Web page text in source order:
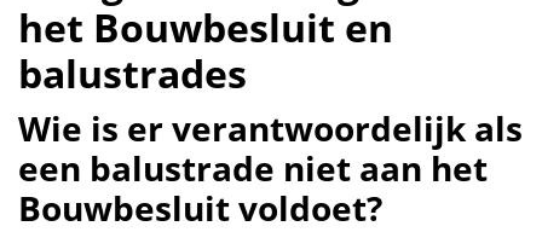
het Bouwbesluit en
balustrades
Wie is er verantwoordelijk als
een balustrade niet aan het
Bouwbesluit voldoet?